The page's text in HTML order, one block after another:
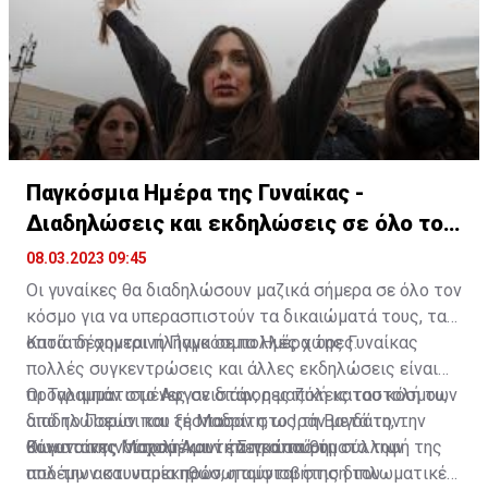
Παγκόσμια Ημέρα της Γυναίκας -
Διαδηλώσεις και εκδηλώσεις σε όλο τον
κόσμο
08.03.2023 09:45
Οι γυναίκες θα διαδηλώσουν μαζικά σήμερα σε όλο τον
κόσμο για να υπερασπιστούν τα δικαιώματά τους, τα
οποία δέχονται πλήγμα σε πολλές χώρες.
Κατά τη σημερινή Παγκόσμια Ημέρα της Γυναίκας
πολλές συγκεντρώσεις και άλλες εκδηλώσεις είναι
προγραμματισμένες σε διάφορες πόλεις του κόσμου,
από το Παρίσι και τη Μαδρίτη, ως τη Βαγδάτη, την
Κωνσταντινούπολη και τη Σιγκαπούρη.
Οι Ταλιμπάν στο Αφγανιστάν, η μαζική καταστολή των
διαδηλώσεων που ξέσπασαν στο Ιράν μετά τον
θάνατο της Μαχσά Αμινί έπειτα από τη σύλληψή της
από την αστυνομία ηθών, η αμφισβήτηση του
Οι γυναίκες “παραμένουν τα πρώτα θύματα των
πολέμων και υποεκπροσωπούνται στις διπλωματικές